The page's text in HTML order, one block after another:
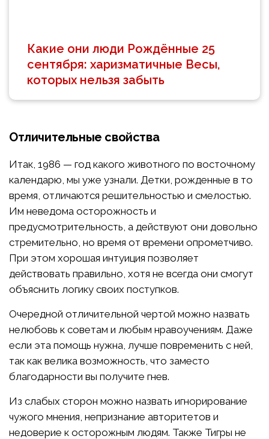
Какие они люди Рождённые 25
сентября: харизматичные Весы,
которых нельзя забыть
Отличительные свойства
Итак, 1986 — год какого животного по восточному
календарю, мы уже узнали. Детки, рожденные в то
время, отличаются решительностью и смелостью.
Им неведома осторожность и
предусмотрительность, а действуют они довольно
стремительно, но время от времени опрометчиво.
При этом хорошая интуиция позволяет
действовать правильно, хотя не всегда они смогут
объяснить логику своих поступков.
Очередной отличительной чертой можно назвать
нелюбовь к советам и любым нравоучениям. Даже
если эта помощь нужна, лучше повременить с ней,
так как велика возможность, что заместо
благодарности вы получите гнев.
Из слабых сторон можно назвать игнорирование
чужого мнения, непризнание авторитетов и
недоверие к осторожным людям. Также Тигры не